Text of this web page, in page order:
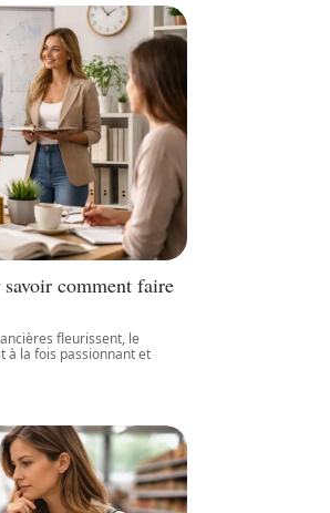
comment faire
fleurissent, le
à la fois passionnant et